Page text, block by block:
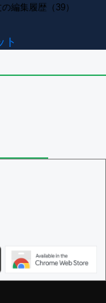
編集履歴（39）
ト